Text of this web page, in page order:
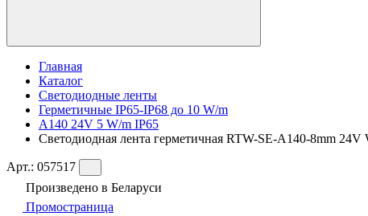
Главная
Каталог
Светодиодные ленты
Герметичные IP65-IP68 до 10 W/m
A140 24V 5 W/m IP65
Светодиодная лента герметичная RTW-SE-A140-8mm
Арт.: 057517
Произведено в Беларуси
Промостраница